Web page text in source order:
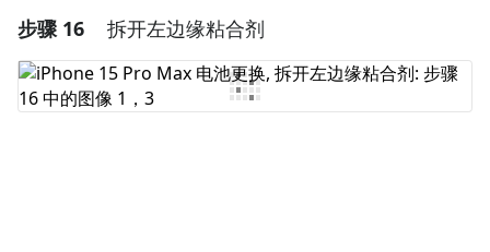
添加一条评论
添加评论
步骤 16 拆开左边缘粘合剂